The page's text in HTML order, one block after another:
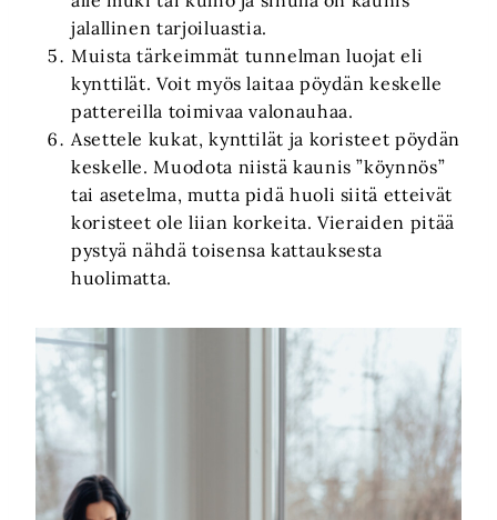
jalallinen tarjoiluastia.
Muista tärkeimmät tunnelman luojat eli
kynttilät. Voit myös laitaa pöydän keskelle
pattereilla toimivaa valonauhaa.
Asettele kukat, kynttilät ja koristeet pöydän
keskelle. Muodota niistä kaunis ”köynnös”
tai asetelma, mutta pidä huoli siitä etteivät
koristeet ole liian korkeita. Vieraiden pitää
pystyä nähdä toisensa kattauksesta
huolimatta.